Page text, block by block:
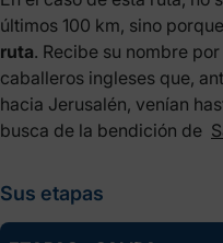
últimos 100 km, sino porque
ruta. Recibe su nombre
caballeros ingleses que,
hacia Jerusalén, venían
busca de la bendición de
Sus etapas